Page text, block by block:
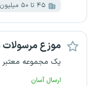
۴۵ تا ۵۰ میلیون تومان
موزع
یک مجموعه معتبر
ارسال آسان